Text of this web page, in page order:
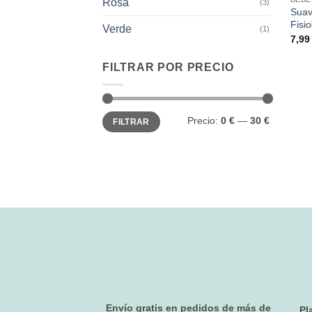
Rosa (3)
Verde (1)
FILTRAR POR PRECIO
Precio
mínimo
Precio
máximo
FILTRAR Precio: 0 € — 30 €
7,99
Envío gratis en pedidos de más de